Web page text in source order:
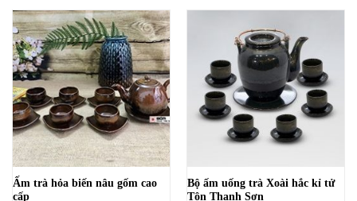
Ấm trà hỏa biến nâu gốm cao
cấp
Bộ ấm uống trà Xoài hắc kỉ tử
Tôn Thanh Sơn